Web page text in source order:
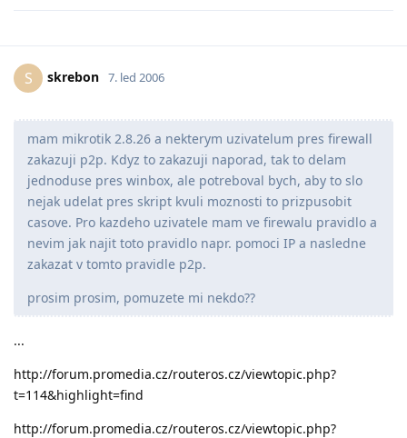
S skrebon 7. led 2006
mam mikrotik 2.8.26 a nekterym uzivatelum pres firewall
zakazuji p2p. Kdyz to zakazuji naporad, tak to delam
jednoduse pres winbox, ale potreboval bych, aby to slo
nejak udelat pres skript kvuli moznosti to prizpusobit
casove. Pro kazdeho uzivatele mam ve firewalu pravidlo a
nevim jak najit toto pravidlo napr. pomoci IP a nasledne
zakazat v tomto pravidle p2p.
prosim prosim, pomuzete mi nekdo??
...
http://forum.promedia.cz/routeros.cz/viewtopic.php?
t=114&highlight=find
http://forum.promedia.cz/routeros.cz/viewtopic.php?